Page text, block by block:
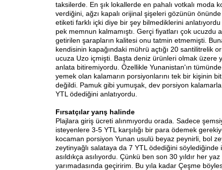
taksilerde. En şık lokallerde en pahalı votkalı moda
verdiğini, ağzı kapalı orijinal şişeleri gözünün önünde
etiketi farklı içki diye bir şey bilmediklerini
pek memnun kalmamıştı. Gerçi fiyatları çok ucuzdu
getirilen şarapların kalitesi onu tatmin etmemişti.
kendisinin kapağındaki mührü açtığı 20 santilitrelik
ucuza Uzo içmişti. Başta deniz ürünleri olmak üzere
anlata bitiremiyordu. Özellikle Yunanistan'ın
yemek olan kalamarın porsiyonlarını tek bir kişinin
değildi. Pamuk gibi yumuşak, dev porsiyon
YTL ödediğini anlatıyordu.
Fırsatçılar yarış halinde
Plajlara giriş ücreti alınmıyordu orada. Sadece
isteyenlere 3-5 YTL karşılığı bir para ödemek
kocaman porsiyon Yunan usulü beyaz peynirli, bol
zeytinyağlı salataya da 7 YTL ödediğini söylediğinde
asıldıkça asılıyordu. Çünkü ben son 30 yıldır her
yarımadasında geçiririm. Bu yıla kadar Çeşme